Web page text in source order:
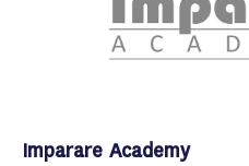
Imparare Academy